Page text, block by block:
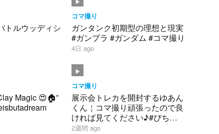
トルウッディシ
コマ撮り
ガンタンク初期型の理想と現実
#ガンプラ #ガンダム #コマ撮り
4日 ago
Magic 😍🏠”
コマ撮り
展示会トレカを開封するゆあん
くん￤コマ撮り頑張ったので良
ければ見てください♪#ぴちり
す #からぴち #ゆあんくん #グ
2週間 ago